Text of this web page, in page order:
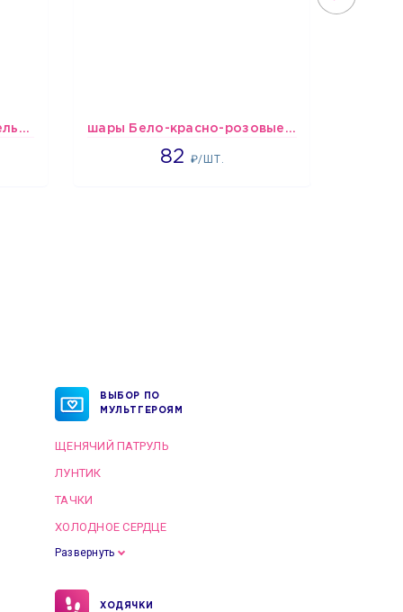
шары Черно-белые пастельные шары Бело-красно-розовые пастельные
82 ₽/ШТ.
1637
ВЫБОР ПО
МУЛЬТГЕРОЯМ
ЩЕНЯЧИЙ ПАТРУЛЬ
ЛУНТИК
ТАЧКИ
ХОЛОДНОЕ СЕРДЦЕ
Развернуть
ХОДЯЧКИ